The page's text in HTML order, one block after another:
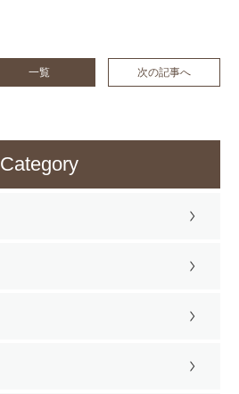
一覧 次の記事へ
Category